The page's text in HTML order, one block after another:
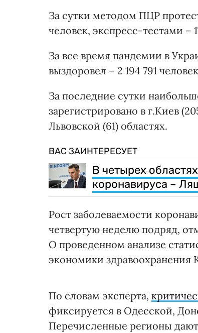
За сутки методом ПЦР
человек, экспресс-тестами –
За все время пандемии в
выздоровел – 2 194 791
За последние сутки
зарегистрировано в г.Киев
Львовской (61) областях.
ВАС ЗАИНТЕРЕСУЕТ
В четырех
коронавируса –
Рост заболеваемости
четвертую неделю подряд,
О проведенном анализе
экономики здравоохранения
По словам эксперта,
фиксируется в Одесской,
Перечисленные регионы дают